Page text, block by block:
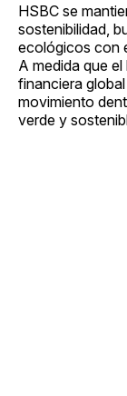
HSBC se
sostenibilidad,
ecológicos con
A medida que
financiera
movimiento
verde y